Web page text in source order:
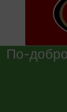
По-